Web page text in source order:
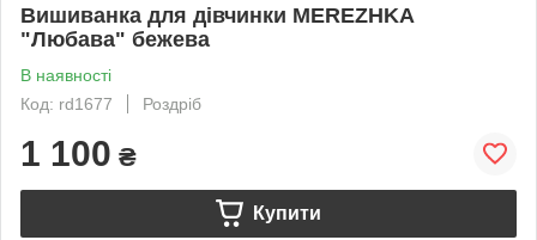
Вишиванка для дівчинки MEREZHKA
"Любава" бежева
В наявності
Код: rd1677
Роздріб
1 100 ₴
Купити